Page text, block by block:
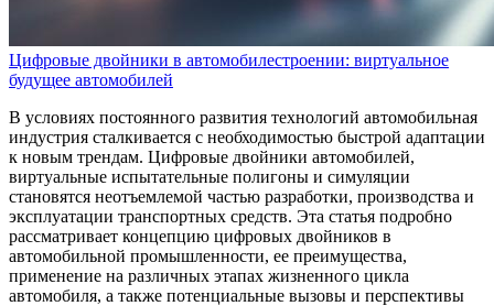
Цифровые двойники в автомобилестроении: виртуальное
будущее автомобилей
В условиях постоянного развития технологий автомобильная
индустрия сталкивается с необходимостью быстрой адаптации
к новым трендам. Цифровые двойники автомобилей,
виртуальные испытательные полигоны и симуляции
становятся неотъемлемой частью разработки, производства и
эксплуатации транспортных средств. Эта статья подробно
рассматривает концепцию цифровых двойников в
автомобильной промышленности, ее преимущества,
применение на различных этапах жизненного цикла
автомобиля, а также потенциальные вызовы и перспективы